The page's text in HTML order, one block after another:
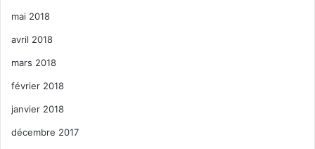
mai 2018
avril 2018
mars 2018
février 2018
janvier 2018
décembre 2017